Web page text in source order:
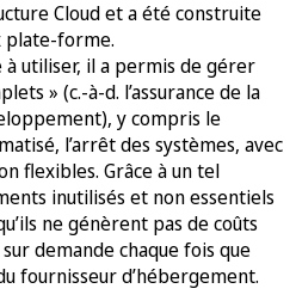
Cloud et a été construite
plate-forme.
utiliser, il a permis de gérer
» (c.-à-d. l’assurance de la
y compris le
l’arrêt des systèmes, avec
flexibles. Grâce à un tel
inutilisés et non essentiels
ne génèrent pas de coûts
demande chaque fois que
fournisseur d’hébergement.